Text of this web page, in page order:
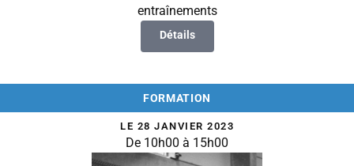
entraînements
Détails
FORMATION
LE 28 JANVIER 2023
De 10h00 à 15h00